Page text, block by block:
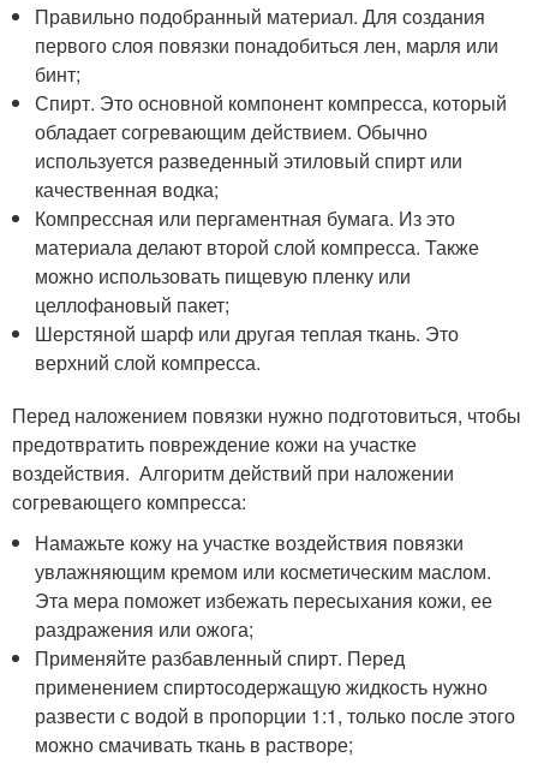
Правильно подобранный материал. Для создания
первого слоя повязки понадобиться лен, марля или
бинт;
Спирт. Это основной компонент компресса, который
обладает согревающим действием. Обычно
используется разведенный этиловый спирт или
качественная водка;
Компрессная или пергаментная бумага. Из это
материала делают второй слой компресса. Также
можно использовать пищевую пленку или
целлофановый пакет;
Шерстяной шарф или другая теплая ткань. Это
верхний слой компресса.
Перед наложением повязки нужно подготовиться, чтобы
предотвратить повреждение кожи на участке
воздействия. Алгоритм действий при наложении
согревающего компресса:
Намажьте кожу на участке воздействия повязки
увлажняющим кремом или косметическим маслом.
Эта мера поможет избежать пересыхания кожи, ее
раздражения или ожога;
Применяйте разбавленный спирт. Перед
применением спиртосодержащую жидкость нужно
развести с водой в пропорции 1:1, только после этого
можно смачивать ткань в растворе;